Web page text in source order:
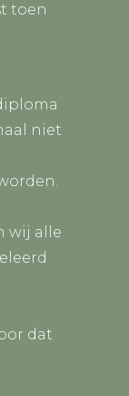
toen
niet
wij alle
dat